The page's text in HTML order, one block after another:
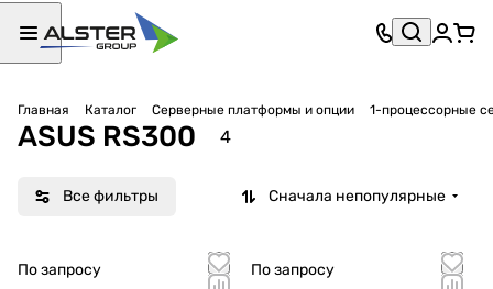
Главная Каталог Серверные платформы и опции 1-процессорные
ASUS RS300 4
Все фильтры Сначала непопулярные
По запросу
По запросу